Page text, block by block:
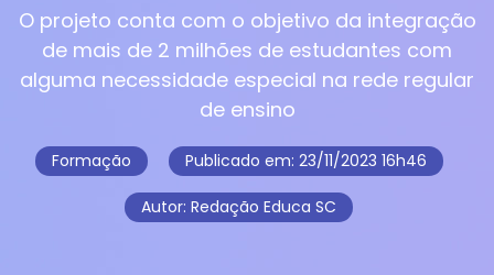
O projeto conta com o objetivo da integração
de mais de 2 milhões de estudantes com
alguma necessidade especial na rede regular
de ensino
Formação Publicado em: 23/11/2023 16h46
Autor: Redação Educa SC